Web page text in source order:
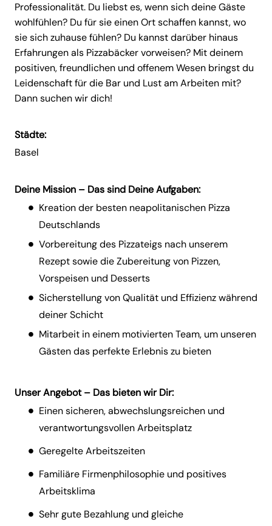
Professionalität. Du liebst es, wenn sich deine Gäste
wohlfühlen? Du für sie einen Ort schaffen kannst, wo
sie sich zuhause fühlen? Du kannst darüber hinaus
Erfahrungen als Pizzabäcker vorweisen? Mit deinem
positiven, freundlichen und offenem Wesen bringst du
Leidenschaft für die Bar und Lust am Arbeiten mit?
Dann suchen wir dich!
Städte:
Basel
Deine Mission – Das sind Deine Aufgaben:
Kreation der besten neapolitanischen Pizza
Deutschlands
Vorbereitung des Pizzateigs nach unserem
Rezept sowie die Zubereitung von Pizzen,
Vorspeisen und Desserts
Sicherstellung von Qualität und Effizienz während
deiner Schicht
Mitarbeit in einem motivierten Team, um unseren
Gästen das perfekte Erlebnis zu bieten
Unser Angebot – Das bieten wir Dir:
Einen sicheren, abwechslungsreichen und
verantwortungsvollen Arbeitsplatz
Geregelte Arbeitszeiten
Familiäre Firmenphilosophie und positives
Arbeitsklima
Sehr gute Bezahlung und gleiche